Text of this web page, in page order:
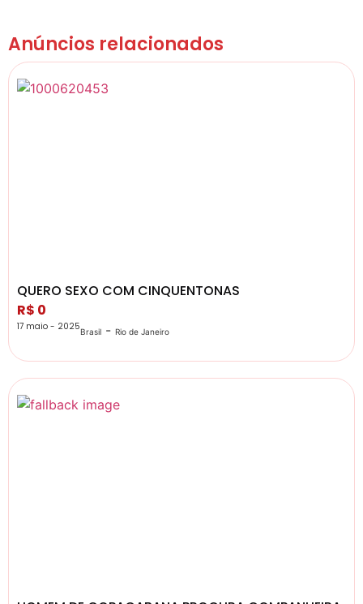
Anúncios relacionados
QUERO SEXO COM CINQUENTONAS
R$ 0
17 maio - 2025Brasil - Rio de Janeiro